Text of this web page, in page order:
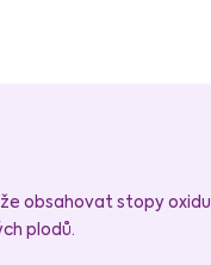
obsahovat stopy oxidu
plodů.